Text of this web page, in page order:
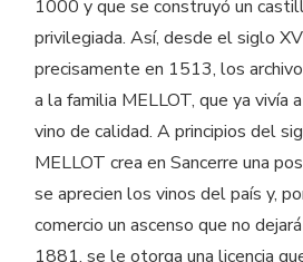
1000 y que se construyó un
privilegiada. Así, desde el siglo
precisamente en 1513, los
a la familia MELLOT, que ya vivía
vino de calidad. A principios del
MELLOT crea en Sancerre una
se aprecien los vinos del país y,
comercio un ascenso que no
1881, se le otorga una licencia